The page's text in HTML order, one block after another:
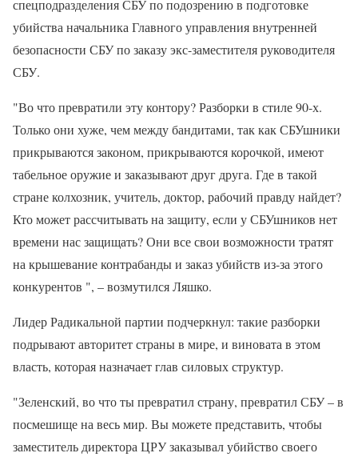
спецподразделения СБУ по подозрению в подготовке
убийства начальника Главного управления внутренней
безопасности СБУ по заказу экс-заместителя руководителя
СБУ.
"Во что превратили эту контору? Разборки в стиле 90-х.
Только они хуже, чем между бандитами, так как СБУшники
прикрываются законом, прикрываются корочкой, имеют
табельное оружие и заказывают друг друга. Где в такой
стране колхозник, учитель, доктор, рабочий правду найдет?
Кто может рассчитывать на защиту, если у СБУшников нет
времени нас защищать? Они все свои возможности тратят
на крышевание контрабанды и заказ убийств из-за этого
конкурентов ", – возмутился Ляшко.
Лидер Радикальной партии подчеркнул: такие разборки
подрывают авторитет страны в мире, и виновата в этом
власть, которая назначает глав силовых структур.
"Зеленский, во что ты превратил страну, превратил СБУ – в
посмешище на весь мир. Вы можете представить, чтобы
заместитель директора ЦРУ заказывал убийство своего